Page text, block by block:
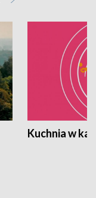
Kuchnia w